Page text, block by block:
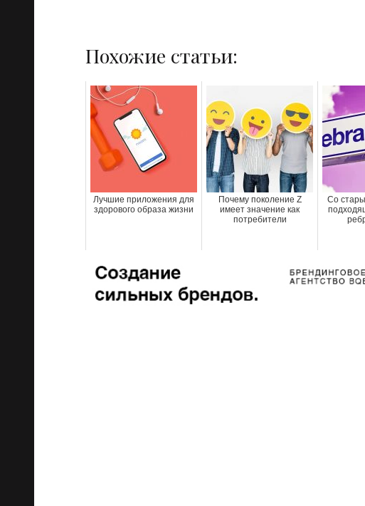
Похожие статьи:
Лучшие приложения для
здорового образа жизни
Почему поколение Z
имеет значение как
потребители
Со